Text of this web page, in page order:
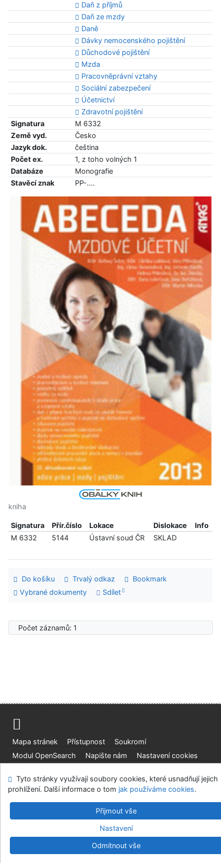
Daň z příjmů
Daň ze mzdy
Daně
Dávky nemocenského pojištění
Důchodové pojištění
Mzda
Pracovněprávní vztahy
Sociální zabezpečení
Účetnictví
Zdravotní pojištění
Signatura
M 6332
Země vyd.
Česko
Jazyk dok.
čeština
Počet ex.
1, z toho volných 1
Databáze
Monografie
Stavěcí znak
PP-....
kniha
Signatura Přír.číslo Lokace Dislokace
Info
M 6332
5144 Ústavní soud ČR SKLAD
Do košíku Trvalý odkaz
Bookmark
Vybrané dokumenty
Sdílet
Počet záznamů: 1
Mapa stránek Přístupnost
Soukromí
Modul OpenSearch
Napište nám Nastavení cookies
Ústavní soud, IČO: 48513687, se sídlem Joštova 625/8,
660 83 Brno
©1993-2026IPACv.4.8.63a-Cosmotron Bohemia, s.r.o.
Tyto stránky využívají soubory cookies, které usnadňují jejich
prohlížení. Další informace o tom jak používáme cookies.
Přijmout vše
Nastavení
Odmítnout vše